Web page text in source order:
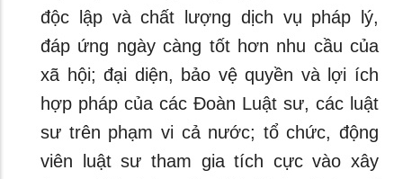
độc lập và chất lượng dịch vụ pháp lý,
đáp ứng ngày càng tốt hơn nhu cầu của
xã hội; đại diện, bảo vệ quyền và lợi ích
hợp pháp của các Đoàn Luật sư, các luật
sư trên phạm vi cả nước; tổ chức, động
viên luật sư tham gia tích cực vào xây